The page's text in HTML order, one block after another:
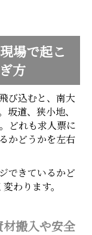
場で起こ
方
び込むと、南大
坂道、狭小地、
どれも求人票に
かどうかを左右
できているかど
わります。
搬入や安全